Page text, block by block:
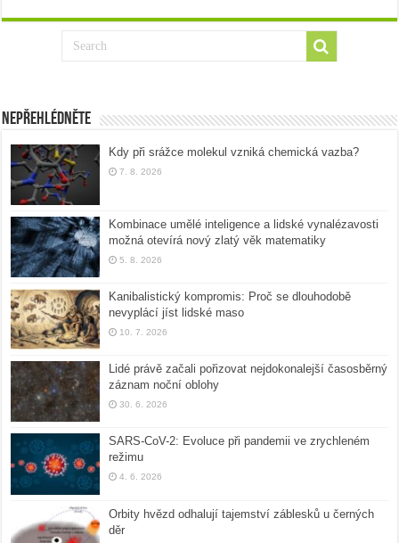
Nepřehlédněte
Kdy při srážce molekul vzniká chemická vazba?
7. 8. 2026
Kombinace umělé inteligence a lidské vynalézavosti
možná otevírá nový zlatý věk matematiky
5. 8. 2026
Kanibalistický kompromis: Proč se dlouhodobě
nevyplácí jíst lidské maso
10. 7. 2026
Lidé právě začali pořizovat nejdokonalejší časosběrný
záznam noční oblohy
30. 6. 2026
SARS-CoV-2: Evoluce při pandemii ve zrychleném
režimu
4. 6. 2026
Orbity hvězd odhalují tajemství záblesků u černých
děr